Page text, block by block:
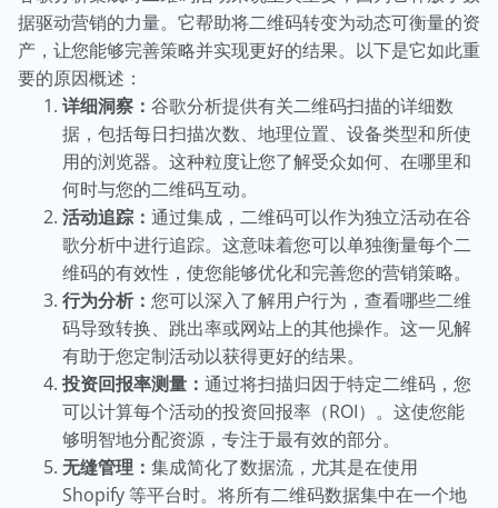
据驱动营销的力量。它帮助将二维码转变为动态可衡量的资
产，让您能够完善策略并实现更好的结果。以下是它如此重
要的原因概述：
详细洞察： 谷歌分析提供有关二维码扫描的详细数
据，包括每日扫描次数、地理位置、设备类型和所使
用的浏览器。这种粒度让您了解受众如何、在哪里和
何时与您的二维码互动。
活动追踪： 通过集成，二维码可以作为独立活动在谷
歌分析中进行追踪。这意味着您可以单独衡量每个二
维码的有效性，使您能够优化和完善您的营销策略。
行为分析： 您可以深入了解用户行为，查看哪些二维
码导致转换、跳出率或网站上的其他操作。这一见解
有助于您定制活动以获得更好的结果。
投资回报率测量： 通过将扫描归因于特定二维码，您
可以计算每个活动的投资回报率（ROI）。这使您能
够明智地分配资源，专注于最有效的部分。
无缝管理： 集成简化了数据流，尤其是在使用
Shopify 等平台时。将所有二维码数据集中在一个地